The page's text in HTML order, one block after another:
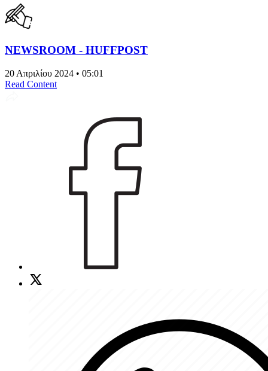
NEWSROOM - HUFFPOST
20 Απριλίου 2024 • 05:01
Read Content